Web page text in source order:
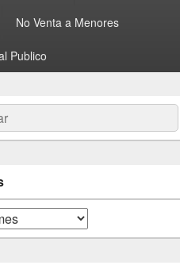
No Venta a Menores
Publico